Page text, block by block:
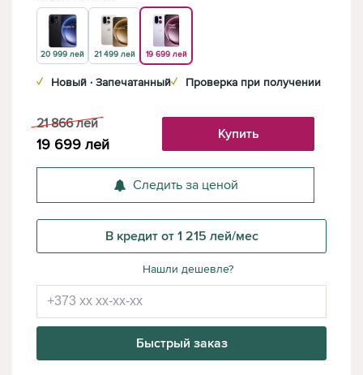
20 999 лей 21 499 лей 19 699 лей
✓ Новый · Запечатанный✓ Проверка при получении
21 866 лей
19 699 лей
Купить
Следить за ценой
В кредит от 1 215 лей/мес
Нашли дешевле?
Быстрый заказ